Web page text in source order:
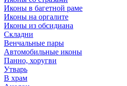
Иконы в багетной раме
Иконы на оргалите
Иконы из обсидиана
Складни
Венчальные пары
Автомобильные иконы
Панно, хоругви
Утварь
В храм